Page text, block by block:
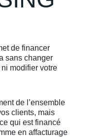
de financer
sans changer
modifier votre
de l’ensemble
clients, mais
qui est financé
en affacturage